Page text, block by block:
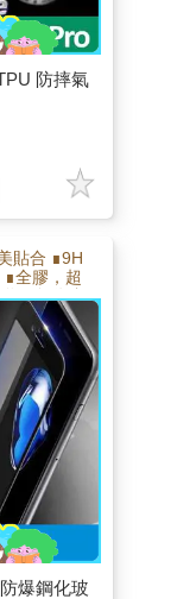
防摔氣
貼合 ∎9H
全膠，超
，自動貼
手感更滑
爆鋼化玻